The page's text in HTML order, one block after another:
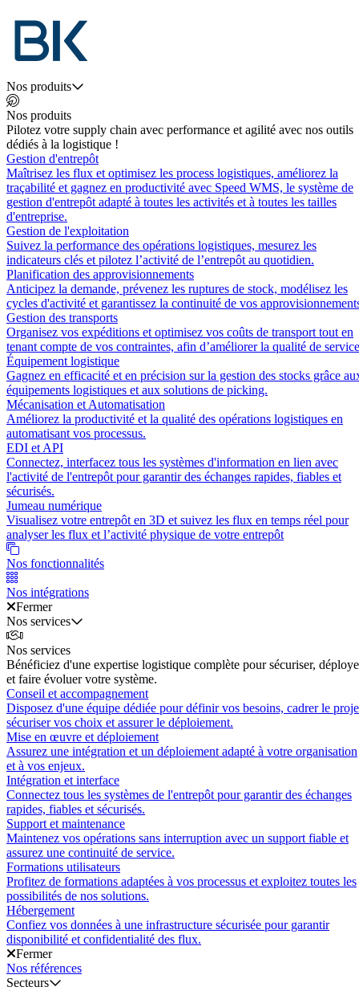
Nos produits
Nos produits
Pilotez votre supply chain avec performance et agilité avec nos outils
dédiés à la logistique !
Gestion d'entrepôt
Maîtrisez les flux et optimisez les process logistiques, améliorez la
traçabilité et gagnez en productivité avec Speed WMS, le système de
gestion d'entrepôt adapté à toutes les activités et à toutes les tailles
d'entreprise.
Gestion de l'exploitation
Suivez la performance des opérations logistiques, mesurez les
indicateurs clés et pilotez l’activité de l’entrepôt au quotidien.
Planification des approvisionnements
Anticipez la demande, prévenez les ruptures de stock, modélisez les
cycles d'activité et garantissez la continuité de vos
Gestion des transports
Organisez vos expéditions et optimisez vos coûts de transport tout en
tenant compte de vos contraintes, afin d’améliorer la qualité de
Équipement logistique
Gagnez en efficacité et en précision sur la gestion des stocks grâce
équipements logistiques et aux solutions de picking.
Mécanisation et Automatisation
Améliorez la productivité et la qualité des opérations logistiques en
automatisant vos processus.
EDI et API
Connectez, interfacez tous les systèmes d'information en lien avec
l'activité de l'entrepôt pour garantir des échanges rapides, fiables et
sécurisés.
Jumeau numérique
Visualisez votre entrepôt en 3D et suivez les flux en temps réel pour
analyser les flux et l’activité physique de votre entrepôt
Nos fonctionnalités
Nos intégrations
Fermer
Nos services
Nos services
Bénéficiez d'une expertise logistique complète pour sécuriser,
et faire évoluer votre système.
Conseil et accompagnement
Disposez d'une équipe dédiée pour définir vos besoins, cadrer le
sécuriser vos choix et assurer le déploiement.
Mise en œuvre et déploiement
Assurez une intégration et un déploiement adapté à votre organisation
et à vos enjeux.
Intégration et interface
Connectez tous les systèmes de l'entrepôt pour garantir des échanges
rapides, fiables et sécurisés.
Support et maintenance
Maintenez vos opérations sans interruption avec un support fiable et
assurez une continuité de service.
Formations utilisateurs
Profitez de formations adaptées à vos processus et exploitez toutes les
possibilités de nos solutions.
Hébergement
Confiez vos données à une infrastructure sécurisée pour garantir
disponibilité et confidentialité des flux.
Fermer
Nos références
Secteurs